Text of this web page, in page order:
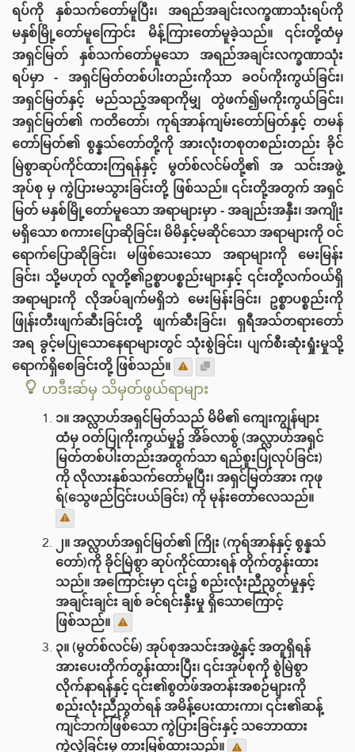
ရပ်ကို နှစ်သက်တော်မူပြီး၊ အရည်အချင်းလက္ခဏာသုံးရပ်ကို
မနှစ်မြို့တော်မူကြောင်း မိန့်ကြားတော်မူခဲ့သည်။ ၎င်းတို့ထံမှ
အရှင်မြတ် နှစ်သက်တော်မူသော အရည်အချင်းလက္ခဏာသုံး
ရပ်မှာ - အရှင်မြတ်တစ်ပါးတည်းကိုသာ ခဝပ်ကိုးကွယ်ခြင်း၊
အရှင်မြတ်နှင့် မည်သည့်အရာကိုမျှ တွဲဖက်၍မကိုးကွယ်ခြင်း၊
အရှင်မြတ်၏ ကတိတော်၊ ကုရ်အာန်ကျမ်းတော်မြတ်နှင့် တမန်
တော်မြတ်၏ စွန္နသ်တော်တို့ကို အားလုံးတစုတစည်းတည်း ခိုင်
မြဲစွာဆုပ်ကိုင်ထားကြရန်နှင့် မွတ်စ်လင်မ်တို့၏ အ သင်းအဖွဲ့
အုပ်စု မှ ကွဲပြားမသွားခြင်းတို့ ဖြစ်သည်။ ၎င်းတို့အတွက် အရှင်
မြတ် မနှစ်မြို့တော်မူသော အရာများမှာ - အချည်းအနှီး၊ အကျိုး
မရှိသော စကားပြောဆိုခြင်း၊ မိမိနှင့်မဆိုင်သော အရာများကို ဝင်
ရောက်ပြောဆိုခြင်း၊ မဖြစ်သေးသော အရာများကို မေးမြန်း
ခြင်း၊ သို့မဟုတ် လူတို့၏ဥစ္စာပစ္စည်းများနှင့် ၎င်းတို့လက်ဝယ်ရှိ
အရာများကို လိုအပ်ချက်မရှိဘဲ မေးမြန်းခြင်း၊ ဥစ္စာပစ္စည်းကို
ဖြုန်းတီးဖျက်ဆီးခြင်းတို့ ဖျက်ဆီးခြင်း၊ ရှရီအသ်တရားတော်
အရ ခွင့်မပြုသောနေရာများတွင် သုံးစွဲခြင်း၊ ပျက်စီးဆုံးရှုံးမှုသို့
ရောက်ရှိစေခြင်းတို့ ဖြစ်သည်။
ဟဒီးဆ်မှ သိမှတ်ဖွယ်ရာများ
၁။ အလ္လာဟ်အရှင်မြတ်သည် မိမိ၏ ကျေးကျွန်များ
ထံမှ ဝတ်ပြုကိုးကွယ်မှု၌ အိခ်လာစ်ွ (အလ္လာဟ်အရှင်
မြတ်တစ်ပါးတည်းအတွက်သာ ရည်စူးပြုလုပ်ခြင်း)
ကို လိုလားနှစ်သက်တော်မူပြီး၊ အရှင်မြတ်အား ကုဖု
ရ်(သွေဖည်ငြင်းပယ်ခြင်း) ကို မုန်းတော်လေသည်။
၂။ အလ္လာဟ်အရှင်မြတ်၏ ကြိုး (ကုရ်အာန်နှင့် စွန္နသ်
တော်)ကို ခိုင်မြဲစွာ ဆုပ်ကိုင်ထားရန် တိုက်တွန်းထား
သည်။ အကြောင်းမှာ ၎င်း၌ စည်းလုံးညီညွတ်မှုနှင့်
အချင်းချင်း ချစ် ခင်ရင်းနှီးမှု ရှိသောကြောင့်
ဖြစ်သည်။
၃။ (မွတ်စ်လင်မ်) အုပ်စုအသင်းအဖွဲ့နှင့် အတူရှိရန်
အားပေးတိုက်တွန်းထားပြီး၊ ၎င်းအုပ်စုကို စွဲမြဲစွာ
လိုက်နာရန်နှင့် ၎င်း၏စွတ်ဖ်အတန်းအစဉ်များကို
စည်းလုံးညီညွတ်ရန် အမိန့်ပေးထားကာ၊ ၎င်း၏ဆန့်
ကျင်ဘက်ဖြစ်သော ကွဲပြားခြင်းနှင့် သဘောထား
ကွဲလွဲခြင်းမှ တားမြစ်ထားသည်။